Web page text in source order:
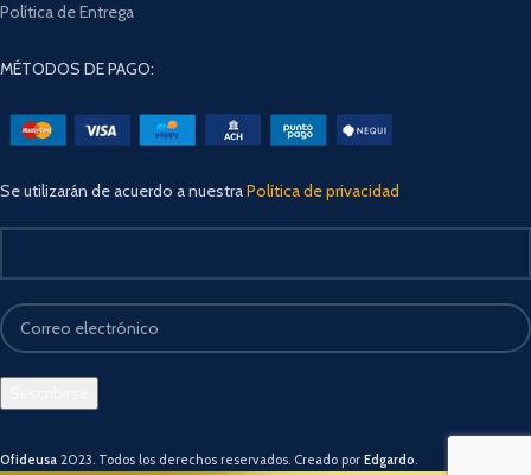
Política de Entrega
MÉTODOS DE PAGO:
Se utilizarán de acuerdo a nuestraPolítica de privacidad
Ofideusa 2023. Todos los derechos reservados. Creado por Edgardo.